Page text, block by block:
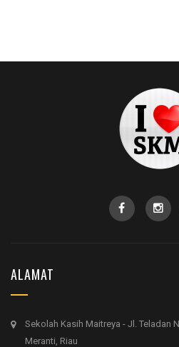
ALAMAT
Sekolah Kasih Maitreya - Jl. Teladan
Meranti, Riau